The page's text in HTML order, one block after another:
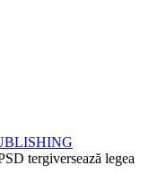
tergiversează legea